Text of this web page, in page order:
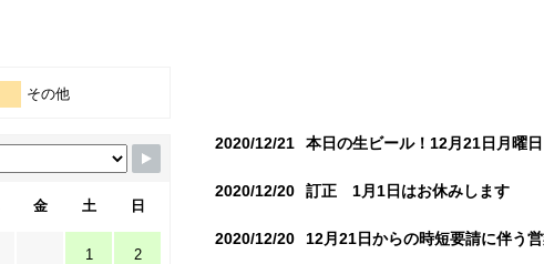
2020/12/21 本日の生ビール！12月21日月曜日
2020/12/20 訂正 1月1日はお休みします
2020/12/20 12月21日からの時短要請に伴う
その他
金 土 日
1 2